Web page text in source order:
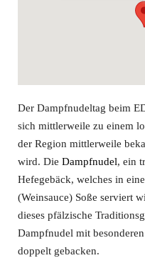
Der Dampfnudeltag beim
sich mittlerweile zu einem
der Region mittlerweile
wird. Die Dampfnudel, ein
Hefegebäck, welches in
(Weinsauce) Soße serviert
dieses pfälzische
Dampfnudel mit
doppelt gebacken.